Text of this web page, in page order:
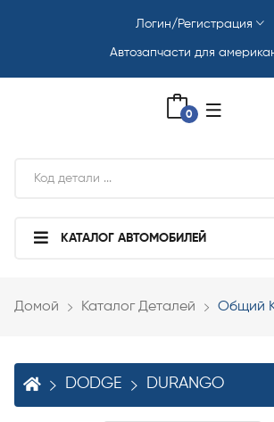
Автозапчасти для
Логин/Регистрация
0
КАТАЛОГ АВТОМОБИЛЕЙ
Домой Каталог Деталей Общий
DODGE DURANGO